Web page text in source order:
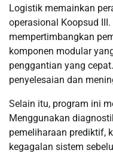
Logistik memainkan
operasional Koopsud
mempertimbangkan
komponen modular
penggantian yang
penyelesaian dan
Selain itu, program ini
Menggunakan
pemeliharaan prediktif,
kegagalan sistem